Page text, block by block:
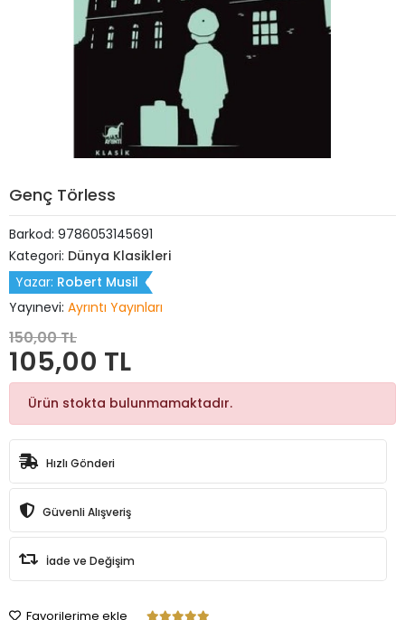
Genç Törless
Barkod: 9786053145691
Kategori: Dünya Klasikleri
Yazar: Robert Musil
Yayınevi: Ayrıntı Yayınları
150,00 TL
105,00 TL
Ürün stokta bulunmamaktadır.
Hızlı Gönderi
Güvenli Alışveriş
İade ve Değişim
Favorilerime ekle